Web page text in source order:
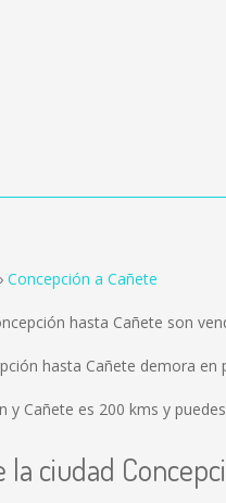
Concepción a Cañete
hasta Cañete son
hasta Cañete demora
y Cañete es 200 kms y
ciudad